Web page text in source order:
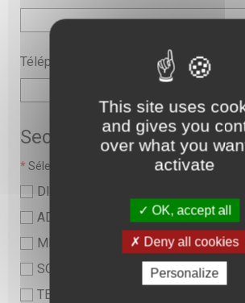
Téléphone
Secteur
* Sélectionner une valeur :
DIRECTION
ADMINISTRATIF
MEDICAL
SOINS ET PARAMEDICAL
TECHNIQUE ET LOGISTIQUE
This site uses
and gives you
over what you
activate
OK, accept all
Deny all cookies
Personalize